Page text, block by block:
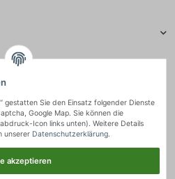
gestatten Sie den Einsatz folgender Dienste
Google Map. Sie können die
Icon links unten). Weitere Details
unserer Datenschutzerklärung.
akzeptieren